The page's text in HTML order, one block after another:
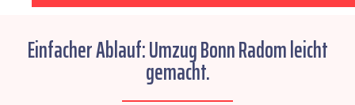
Einfacher Ablauf: Umzug Bonn Radom leicht
gemacht.